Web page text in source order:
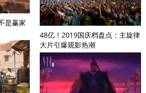
是赢家
48亿！2019国庆档盘点：主旋律
大片引爆观影热潮